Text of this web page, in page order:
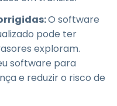
O software
pode ter
exploram.
software para
e reduzir o risco de